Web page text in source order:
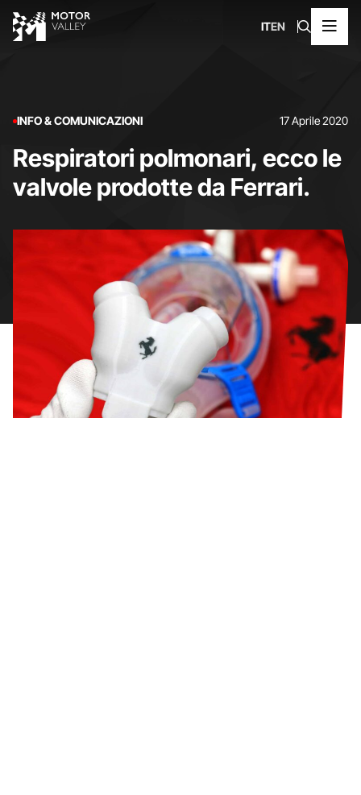
ITEN
INFO & COMUNICAZIONI 17 Aprile 2020
Respiratori polmonari, ecco le
valvole prodotte da Ferrari.